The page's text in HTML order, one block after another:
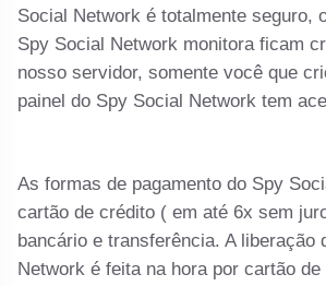
Social Network é totalmente seguro,
Spy Social Network monitora ficam
nosso servidor, somente você que
painel do Spy Social Network tem
As formas de pagamento do Spy
cartão de crédito ( em até 6x sem
bancário e transferência. A liberação
Network é feita na hora por cartão de